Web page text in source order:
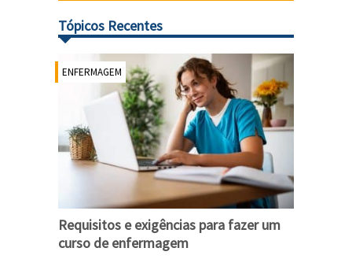
Tópicos Recentes
ENFERMAGEM
Requisitos e exigências para fazer um
curso de enfermagem